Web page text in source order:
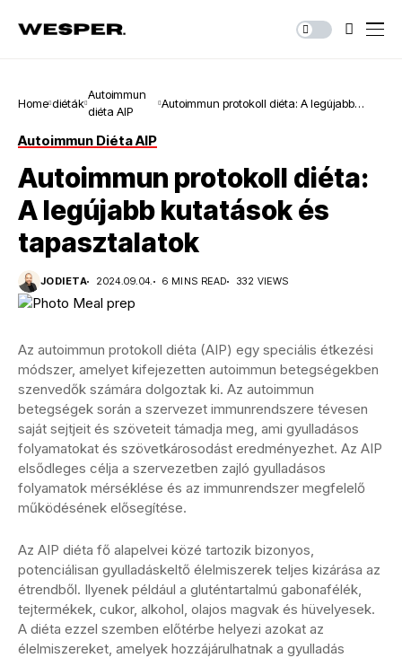
Home diéták
Autoimmun
diéta AIP
Autoimmun protokoll diéta: A legújabb
Autoimmun Diéta AIP
Autoimmun protokoll diéta:
A legújabb kutatások és
tapasztalatok
JODIETA 2024.09.04. 6 MINS READ 332 VIEWS
Az autoimmun protokoll diéta (AIP) egy speciális étkezési
módszer, amelyet kifejezetten autoimmun betegségekben
szenvedők számára dolgoztak ki. Az autoimmun
betegségek során a szervezet immunrendszere tévesen
saját sejtjeit és szöveteit támadja meg, ami gyulladásos
folyamatokat és szövetkárosodást eredményezhet. Az AIP
elsődleges célja a szervezetben zajló gyulladásos
folyamatok mérséklése és az immunrendszer megfelelő
működésének elősegítése.
Az AIP diéta fő alapelvei közé tartozik bizonyos,
potenciálisan gyulladáskeltő élelmiszerek teljes kizárása az
étrendből. Ilyenek például a gluténtartalmú gabonafélék,
tejtermékek, cukor, alkohol, olajos magvak és hüvelyesek.
A diéta ezzel szemben előtérbe helyezi azokat az
élelmiszereket, amelyek hozzájárulhatnak a gyulladás